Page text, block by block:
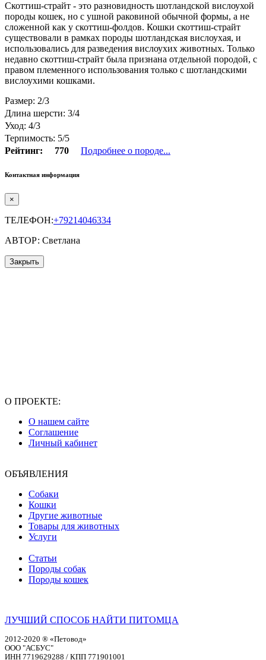
Скоттиш-страйт - это разновидность шотландской вислоухой
породы кошек, но с ушной раковиной обычной формы, а не
сложенной как у скоттиш-фолдов. Кошки скоттиш-страйт
существовали в рамках породы шотландская вислоухая, и
использовались для разведения вислоухих животных. Только
недавно скоттиш-страйт была признана отдельной породой, с
правом племенного использования только с шотландскими
вислоухими кошками.
Размер: 2/3
Длина шерсти: 3/4
Уход: 4/3
Терпимость: 5/5
Рейтинг:
770 Подробнее о породе...
Контактная информация
×
ТЕЛЕФОН:+79214046334
АВТОР: Светлана
Закрыть
О ПРОЕКТЕ:
О нашем сайте
Соглашение
Личный кабинет
ОБЪЯВЛЕНИЯ
Собаки
Кошки
Другие животные
Товары для животных
Услуги
Статьи
Породы собак
Породы кошек
ЛУЧШИЙ СПОСОБ НАЙТИ ПИТОМЦА
2012-2020 ® «Петовод»
ООО "АСБУС"
ИНН 7719629288 / КПП 771901001